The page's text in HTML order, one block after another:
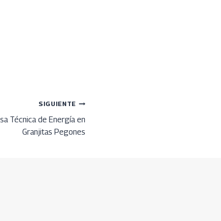
SIGUIENTE
Técnica de Energía en
Granjitas Pegones